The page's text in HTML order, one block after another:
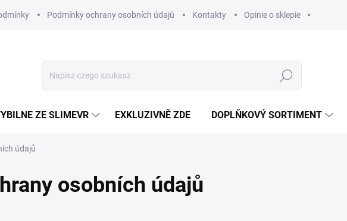
Podmínky ochrany osobních údajů Kontakty Opinie o sklepie
Szukaj
ZE SLIMEVR EXKLUZIVNĚ ZDE DOPLŇKOVÝ SORTIMENT
údajů
osobních údajů